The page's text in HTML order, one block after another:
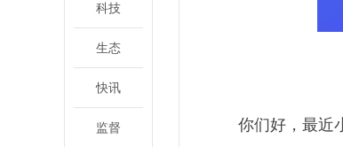
科技
生态
快讯
监督
你们好，最近